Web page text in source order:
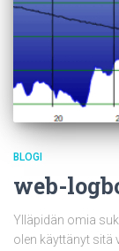
BLOGI
web-
Ylläpidän omia
olen käyttänyt sitä